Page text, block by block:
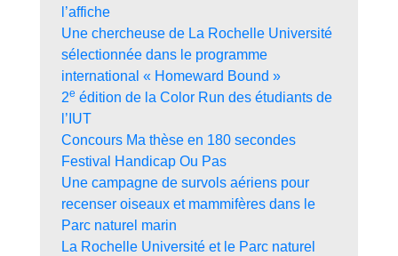
l’affiche
Une chercheuse de La Rochelle Université
sélectionnée dans le programme
international « Homeward Bound »
2e édition de la Color Run des étudiants de
l’IUT
Concours Ma thèse en 180 secondes
Festival Handicap Ou Pas
Une campagne de survols aériens pour
recenser oiseaux et mammifères dans le
Parc naturel marin
La Rochelle Université et le Parc naturel